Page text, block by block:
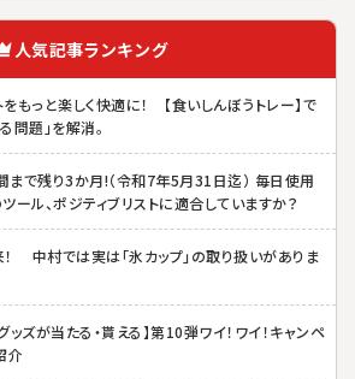
人気記事ランキング
もっと楽しく快適に！ 【食いしんぼうトレー】で
問題」を解消。
まで残り3か月!（令和7年5月31日迄） 毎日使用
ール、ポジティブリストに適合していますか？
！ 中村では実は「氷カップ」の取り扱いがありま
ッズが当たる・貰える】第10弾ワイ！ワイ！キャンペ
介